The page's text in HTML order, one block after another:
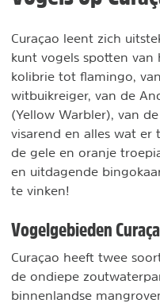
Curaçao leent zich
kunt vogels spotten
kolibrie tot flamingo,
witbuikreiger, van de
(Yellow Warbler), van
visarend en alles wat er
de gele en oranje
en uitdagende
te vinken!
Vogelgebieden
Curaçao heeft twee
de ondiepe
binnenlandse